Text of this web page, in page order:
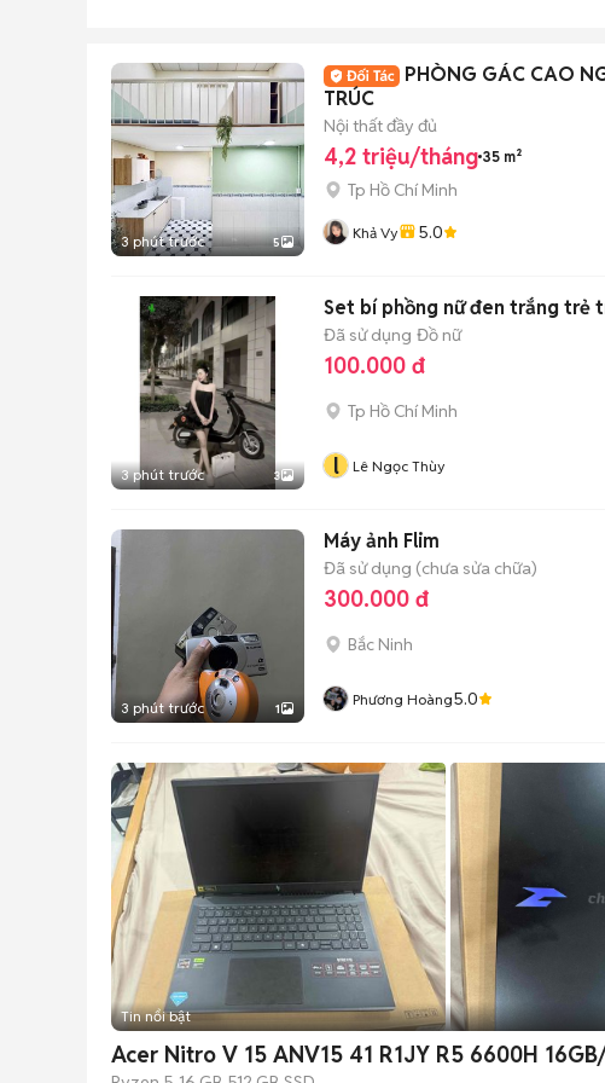
3 phút trước 5
PHÒNG GÁC CAO
TRÚC
Nội thất đầy đủ
4,2 triệu/tháng 35 m²
Tp Hồ Chí Minh
Khả Vy 5.0
3 phút trước 3
Set bí phồng nữ đen trắng trẻ
Đã sử dụng Đồ nữ
100.000 đ
Tp Hồ Chí Minh
l Lê Ngọc Thùy
3 phút trước 1
Máy ảnh Flim
Đã sử dụng (chưa sửa chữa)
300.000 đ
Bắc Ninh
Phương Hoàng5.0
Tin nổi bật
Acer Nitro V 15 ANV15 41 R1JY R5 6600H